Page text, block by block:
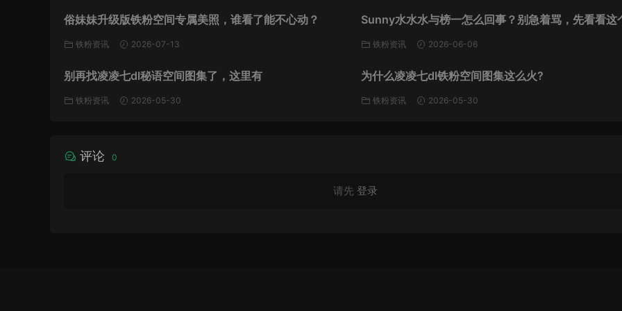
俗妹妹升级版铁粉空间专属美照，谁看了能不心动？
铁粉资讯 2026-07-13
Sunny水水水与榜一怎么回事？别急着骂，先看看这
道还剩什么
铁粉资讯 2026-06-06
别再找凌凌七dl秘语空间图集了，这里有
铁粉资讯 2026-05-30
为什么凌凌七dl铁粉空间图集这么火?
铁粉资讯 2026-05-30
评论 0
请先 登录